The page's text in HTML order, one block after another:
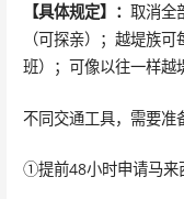
【具体规定】： 取消全
（可探亲）；越堤族
班）；可像以往一样越
不同交通工具，需要准
①提前48小时申请马来